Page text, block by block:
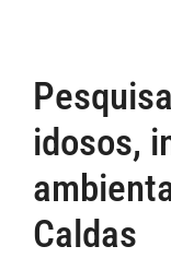
idosos,
Caldas